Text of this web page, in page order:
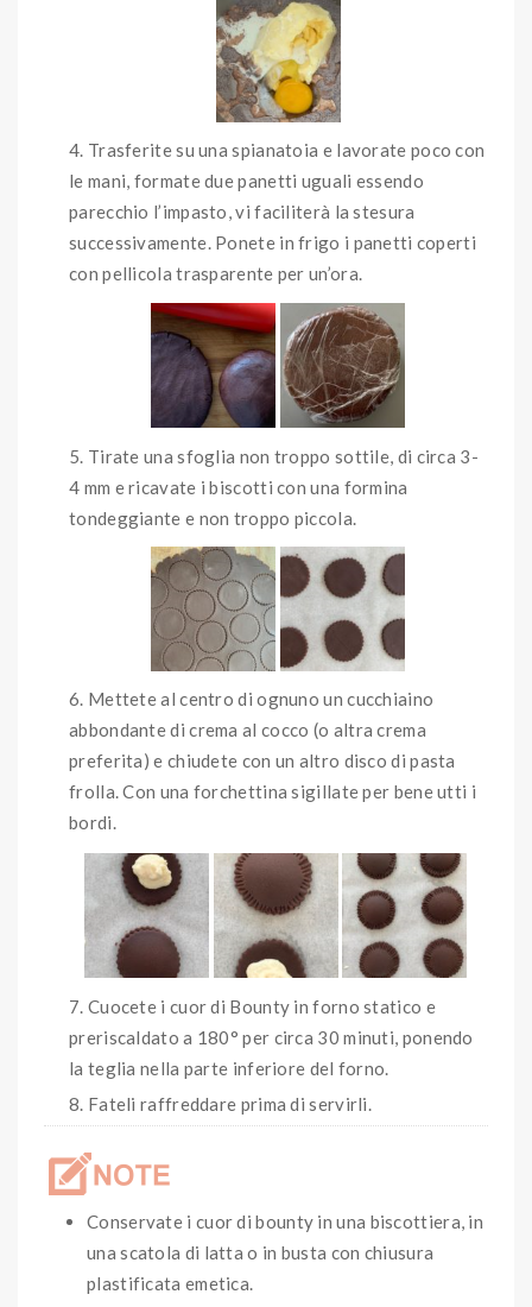
Trasferite su una spianatoia e lavorate poco con
le mani, formate due panetti uguali essendo
parecchio l’impasto, vi faciliterà la stesura
successivamente. Ponete in frigo i panetti coperti
con pellicola trasparente per un’ora.
Tirate una sfoglia non troppo sottile, di circa 3-
4 mm e ricavate i biscotti con una formina
tondeggiante e non troppo piccola.
Mettete al centro di ognuno un cucchiaino
abbondante di crema al cocco (o altra crema
preferita) e chiudete con un altro disco di pasta
frolla. Con una forchettina sigillate per bene utti i
bordi.
Cuocete i cuor di Bounty in forno statico e
preriscaldato a 180° per circa 30 minuti, ponendo
la teglia nella parte inferiore del forno.
Fateli raffreddare prima di servirli.
Conservate i cuor di bounty in una biscottiera, in
una scatola di latta o in busta con chiusura
plastificata emetica.